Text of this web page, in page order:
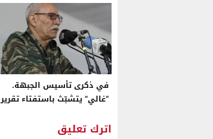
في ذكرى تأسيس الجبهة.
“غالي” يتشبّث باستفتاء تقرير
اترك تعليق